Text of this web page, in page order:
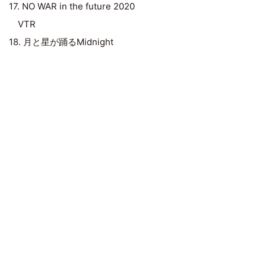
17. NO WAR in the future 2020
VTR
18. 月と星が踊るMidnight